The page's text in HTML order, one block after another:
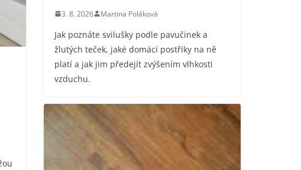
3. 8. 2026 Martina Poláková
Jak poznáte svilušky podle pavučinek a
žlutých teček, jaké domácí postřiky na ně
platí a jak jim předejít zvýšením vlhkosti
vzduchu.